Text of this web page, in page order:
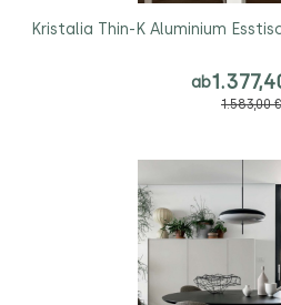
Kristalia Thin-K Aluminium
ab
1.583,00 €